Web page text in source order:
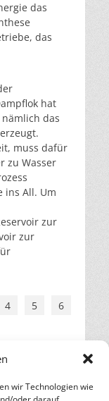
wir Technologien wie
das
das
hat
das
muss dafür
zu Wasser
ins All. Um
zur
zur
4 5 6
Nächster →
Erstmals